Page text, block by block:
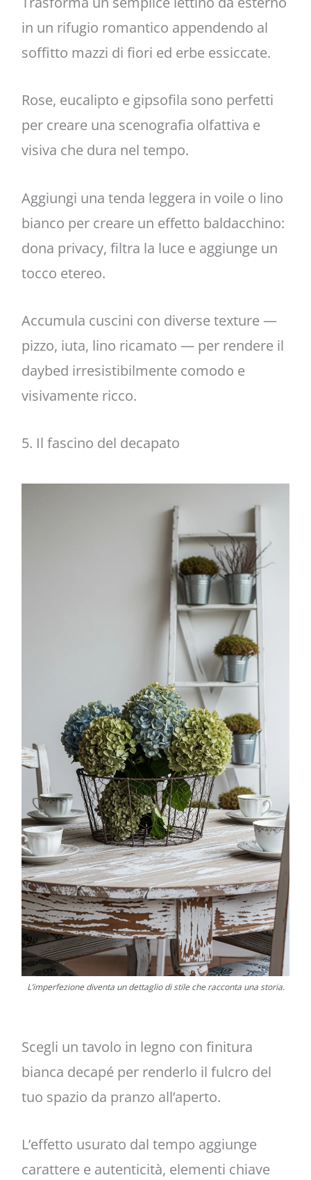
in un rifugio romantico appendendo al
soffitto mazzi di fiori ed erbe essiccate.
Rose, eucalipto e gipsofila sono perfetti
per creare una scenografia olfattiva e
visiva che dura nel tempo.
Aggiungi una tenda leggera in voile o lino
bianco per creare un effetto baldacchino:
dona privacy, filtra la luce e aggiunge un
tocco etereo.
Accumula cuscini con diverse texture —
pizzo, iuta, lino ricamato — per rendere il
daybed irresistibilmente comodo e
visivamente ricco.
5. Il fascino del decapato
L’imperfezione diventa un dettaglio di stile che racconta una storia.
Scegli un tavolo in legno con finitura
bianca decapé per renderlo il fulcro del
tuo spazio da pranzo all’aperto.
L’effetto usurato dal tempo aggiunge
carattere e autenticità, elementi chiave